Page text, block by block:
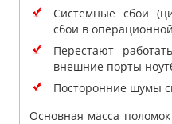
Системные сбои
сбои в
Перестают
внешние порты
Посторонние шумы
Основная масса